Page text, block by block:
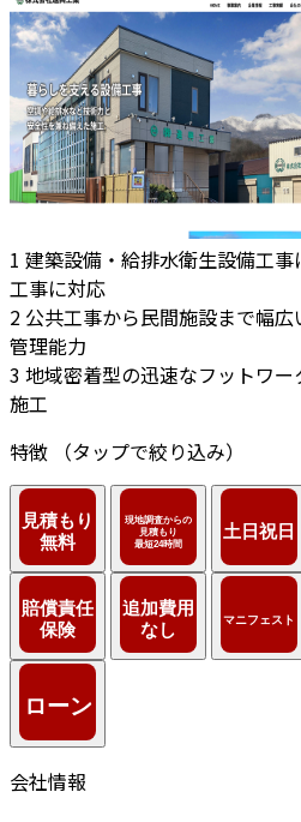
1 建築設備・給排水衛生設備工
工事に対応
2 公共工事から民間施設まで幅
管理能力
3 地域密着型の迅速なフットワ
施工
特徴
（タップで絞り込み）
会社情報